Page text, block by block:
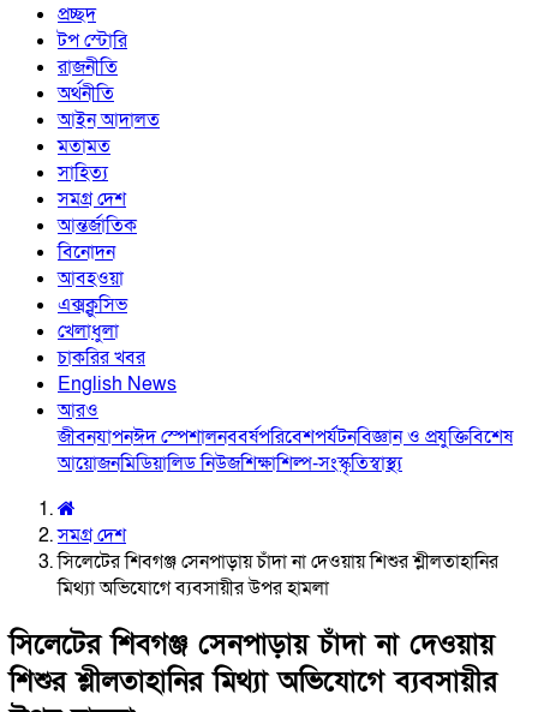
প্রচ্ছদ
টপ স্টোরি
রাজনীতি
অর্থনীতি
আইন আদালত
মতামত
সাহিত্য
সমগ্র দেশ
আন্তর্জাতিক
বিনোদন
আবহওয়া
এক্সক্লুসিভ
খেলাধুলা
চাকরির খবর
English News
আরও
জীবনযাপনঈদ স্পেশালনববর্ষপরিবেশপর্যটনবিজ্ঞান ও প্রযুক্তিবিশেষ
আয়োজনমিডিয়ালিড নিউজশিক্ষাশিল্প-সংস্কৃতিস্বাস্থ্য
সমগ্র দেশ
সিলেটের শিবগঞ্জ সেনপাড়ায় চাঁদা না দেওয়ায় শিশুর শ্লীলতাহানির
মিথ্যা অভিযোগে ব্যবসায়ীর উপর হামলা
সিলেটের শিবগঞ্জ সেনপাড়ায় চাঁদা না দেওয়ায়
শিশুর শ্লীলতাহানির মিথ্যা অভিযোগে ব্যবসায়ীর